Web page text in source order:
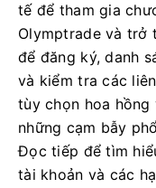
tế để tham gia
Olymptrade và trở
để đăng ký, danh
và kiểm tra các
tùy chọn hoa
những cạm bẫy
Đọc tiếp để tìm
tài khoản và các